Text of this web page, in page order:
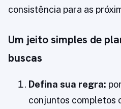
consistência para as
Um jeito simples de
buscas
Defina sua regra:
conjuntos completos